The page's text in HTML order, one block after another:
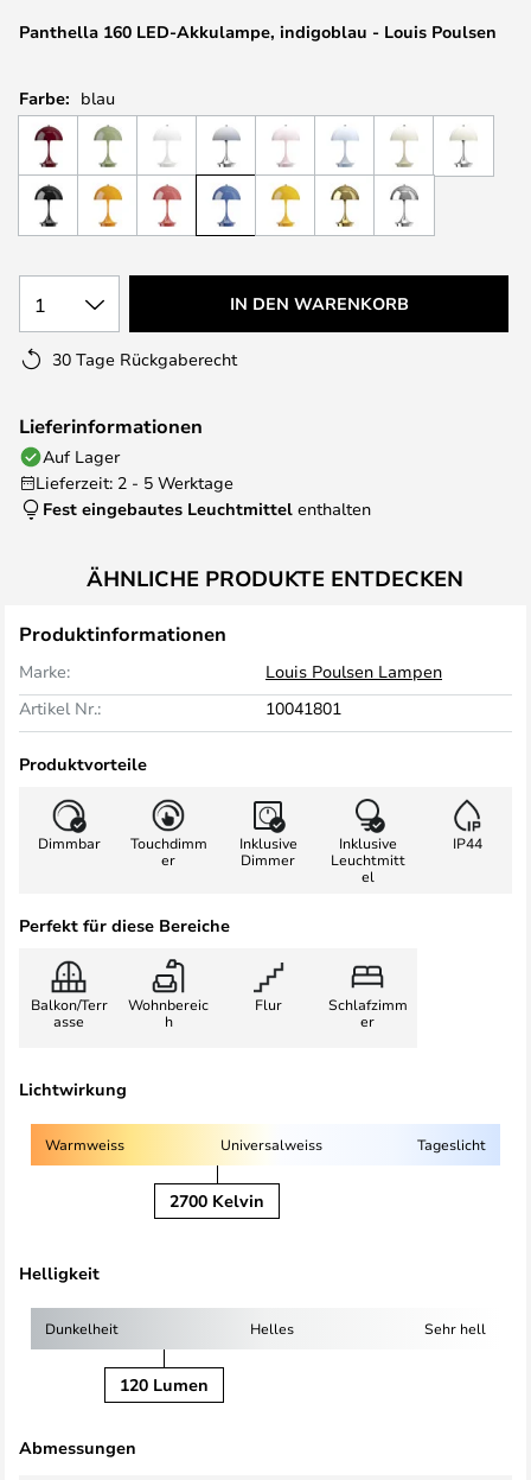
Panthella 160 LED-Akkulampe, indigoblau - Louis Poulsen
Farbe: blau
1 IN DEN WARENKORB
30 Tage Rückgaberecht
Lieferinformationen
Auf Lager
Lieferzeit: 2 - 5 Werktage
Fest eingebautes Leuchtmittel enthalten
ÄHNLICHE PRODUKTE ENTDECKEN
Produktinformationen
Marke:
Louis Poulsen Lampen
Artikel Nr.:
10041801
Produktvorteile
Dimmbar
Touchdimm
er
Inklusive
Dimmer
Inklusive
Leuchtmitt
el
IP44
Perfekt für diese Bereiche
Balkon/Terr
asse
Wohnbereic
h
Flur
Schlafzimm
er
Lichtwirkung
Warmweiss Universalweiss Tageslicht
2700 Kelvin
Helligkeit
Dunkelheit Helles Sehr hell
120 Lumen
Abmessungen